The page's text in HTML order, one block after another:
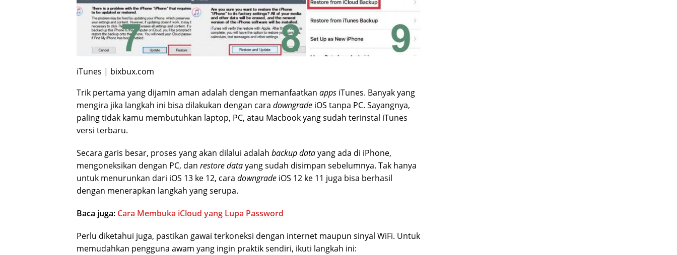
iTunes | bixbux.com
Trik pertama yang dijamin aman adalah dengan memanfaatkan apps iTunes. Banyak yang
mengira jika langkah ini bisa dilakukan dengan cara downgrade iOS tanpa PC. Sayangnya,
paling tidak kamu membutuhkan laptop, PC, atau Macbook yang sudah terinstal iTunes
versi terbaru.
Secara garis besar, proses yang akan dilalui adalah backup datayang ada di iPhone,
mengoneksikan dengan PC, dan restore datayang sudah disimpan sebelumnya. Tak hanya
untuk menurunkan dari iOS 13 ke 12, cara downgrade iOS 12 ke 11 juga bisa berhasil
dengan menerapkan langkah yang serupa.
Baca juga: Cara Membuka iCloud yang Lupa Password
Perlu diketahui juga, pastikan gawai terkoneksi dengan internet maupun sinyal WiFi. Untuk
memudahkan pengguna awam yang ingin praktik sendiri, ikuti langkah ini: